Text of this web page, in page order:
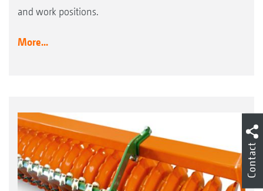
and work positions.
More...
Contact